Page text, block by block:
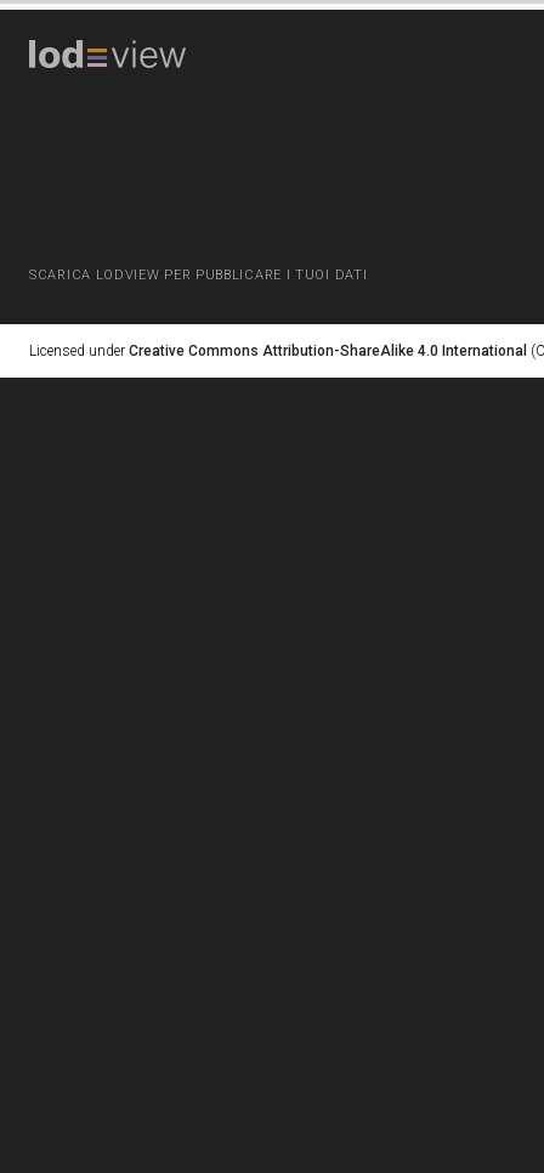
SCARICA LODVIEW PER PUBBLICARE I TUOI DATI
Licensed under Creative Commons Attribution-ShareAlike 4.0 International